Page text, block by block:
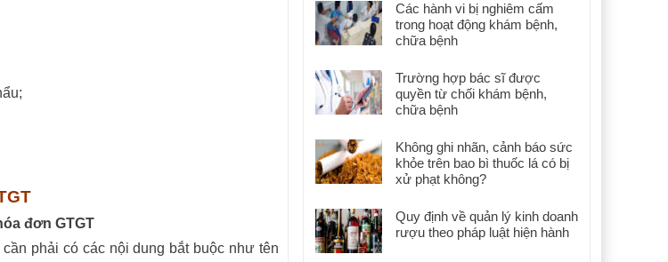
đơn GTGT
phải có các nội dung bắt buộc như tên
Các hành vi bị nghiêm cấm
trong hoạt động khám bệnh,
chữa bệnh
Trường hợp bác sĩ được
quyền từ chối khám bệnh,
chữa bệnh
Không ghi nhãn, cảnh báo sức
khỏe trên bao bì thuốc lá có bị
xử phạt không?
Quy định về quản lý kinh doanh
rượu theo pháp luật hiện hành